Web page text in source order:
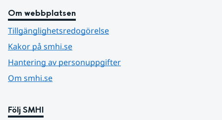
Om webbplatsen
Tillgänglighetsredogörelse
Kakor på smhi.se
Hantering av personuppgifter
Om smhi.se
Följ SMHI